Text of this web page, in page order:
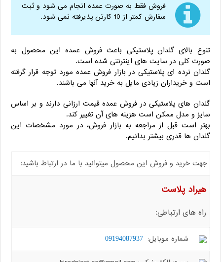
فروش فقط به صورت عمده انجام می شود و ثبت
سفارش کمتر از 10 کارتن پذیرفته نمی شود.
تنوع بالای گلدان پلاستیکی باعث فروش عمده این محصول به
صورت کلی در سایت های اینترنتی شده است.
گلدان نرده ای پلاستیکی در بازار فروش عمده مورد توجه قرار گرفته
است و خریداران زیادی مایل به خرید آنها می باشند.
گلدان های پلاستیکی در فروش عمده قیمت ارزانی دارند و بر اساس
سایز و مدل ممکن است هزینه های آن تغییر کند.
بهتر است قبل از مراجعه به بازار فروش، در مورد مشخصات این
گلدان ها قدری بیشتر بدانیم.
جهت خرید و فروش این محصول میتوانید با ما در ارتباط باشید:
هیراد پلاست
راه های ارتباطی:
شماره موبایل: 09194087937